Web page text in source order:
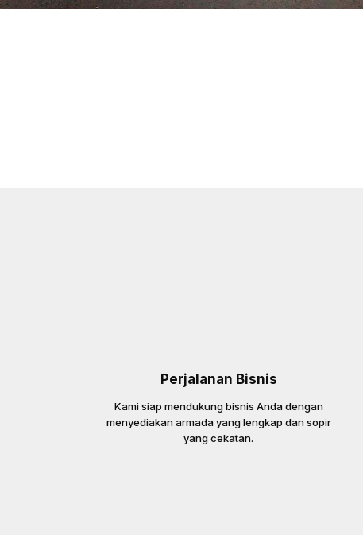
Perjalanan Bisnis
Kami siap mendukung bisnis Anda dengan
menyediakan armada yang lengkap dan sopir
yang cekatan.